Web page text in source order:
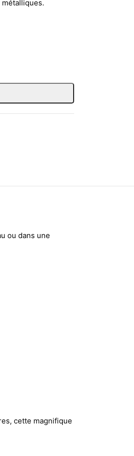
ou dans une
cette magnifique